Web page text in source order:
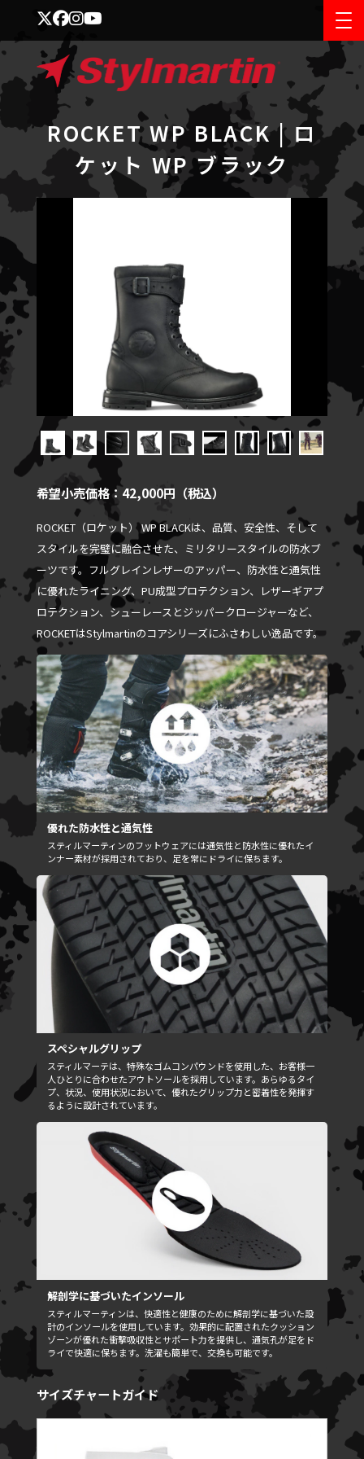
ROCKET WP BLACK | ロ
ケット WP ブラック
希望小売価格：42,000円（税込）
ROCKET（ロケット） WP BLACKは、品質、安全性、そして
スタイルを完璧に融合させた、ミリタリースタイルの防水ブ
ーツです。フルグレインレザーのアッパー、防水性と通気性
に優れたライニング、PU成型プロテクション、レザーギアプ
ロテクション、シューレースとジッパークロージャーなど、
ROCKETはStylmartinのコアシリーズにふさわしい逸品です。
優れた防水性と通気性
スティルマーティンのフットウェアには通気性と防水性に優れたイ
ンナー素材が採用されており、足を常にドライに保ちます。
スペシャルグリップ
スティルマーテは、特殊なゴムコンパウンドを使用した、お客様一
人ひとりに合わせたアウトソールを採用しています。あらゆるタイ
プ、状況、使用状況において、優れたグリップ力と密着性を発揮す
るように設計されています。
解剖学に基づいたインソール
スティルマーティンは、快適性と健康のために解剖学に基づいた設
計のインソールを使用しています。効果的に配置されたクッション
ゾーンが優れた衝撃吸収性とサポート力を提供し、通気孔が足をド
ライで快適に保ちます。洗濯も簡単で、交換も可能です。
サイズチャートガイド